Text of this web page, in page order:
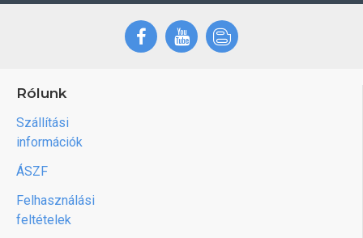
Rólunk
Szállítási
információk
ÁSZF
Felhasználási
feltételek